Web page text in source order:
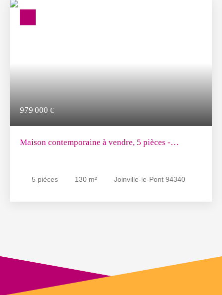
979 000 €
Maison contemporaine à vendre, 5 pièces -
5 pièces 130 m² Joinville-le-Pont 94340